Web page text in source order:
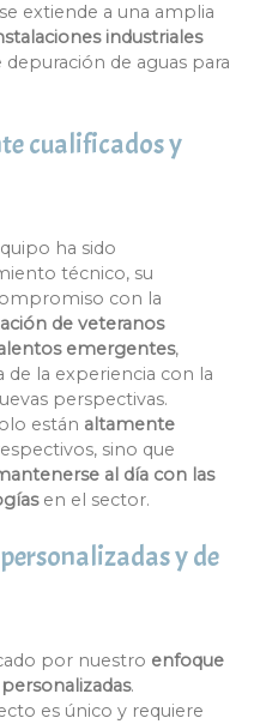
extiende a una amplia
industriales
de aguas para
cualificados y
ha sido
técnico, su
con la
de veteranos
emergentes,
de la experiencia con la
perspectivas.
están altamente
sino que
al día con las
en el sector.
y de
por nuestro enfoque
.
es único y requiere